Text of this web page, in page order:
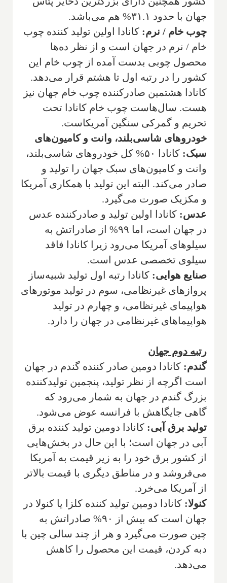
جهان با حدود ۳۱.۱% هم می‌باشد.
چوب خام / نرم: کانادا اولین تولید کننده چوب
خام / نرم در جهان است و از نظر ده‌ها
محصول چوبی بدست آمده از چوب خام این
کشور را در رتبه اول تا هشتم قرار می‌دهد.
کانادا هشتمین صادرکننده چوب خام جهان نیز
هست. سال‌هاست چوب خام کانادا تحت
تحریم و گمرکی سنگین آمریکاست.
خودروهای شاسی‌بلند، وانت و کامیون‌های
سبک:
کانادا ۵۰% کل خودروهای شاسی‌بلند،
وانت و کامیون‌های سبک جهان را تولید و
صادر می‌کند. البته این تولید با همکاری آمریکا
و مکزیک صورت می‌گیرد.
عدس: کانادا اولین تولید و صادرکننده عدس
در جهان است، اما ۹۹% از صادراتش به
سیلوهای آمریکا می‌رود زیرا کانادا فاقد
سیلوی تخصصی عدس است.
صنایع هوایی: کانادا رتبه اول تولید شبیه‌ساز
پروازهای غیرنظامی، سوم در تولید موتورهای
هواپیمای غیرنظامی، و چهارم در تولید
هواپیماهای غیرنظامی در جهان را دارد.
رتبه دوم جهان
گندم: کانادا دومین صادر کننده گندم در جهان
است اگرچه از نظر تولید، پنجمین تولیدکننده
بزرگ گندم در جهان به شمار می‌رود که
گاهی جایگاهش با فرانسه عوض می‌شود.
تولید برق آبی: کانادا دومین تولید کننده برق
آبی در جهان است؛ با این حال در بخش‌هایی
از کشور برق خود را به زیر قیمت به آمریکا
می‌فروشد و در مناطق دیگری با قیمت بالاتر
از آمریکا می‌خرد.
کنولا: کانادا دومین تولید کننده کلزا یا کنولا در
جهان است که بیش از ۹۰% صادراتش به
چین صورت می‌گیرد و هر از چند سالی چین با
دبه کردن، قیمت این محصول را کاهش
می‌دهد.